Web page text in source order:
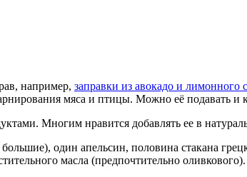
например, заправки из авокадо и лимонного
мяса и птицы. Можно её
Многим нравится добавлять ее в
один апельсин, половина стакана
масла (предпочтительно оливкового).